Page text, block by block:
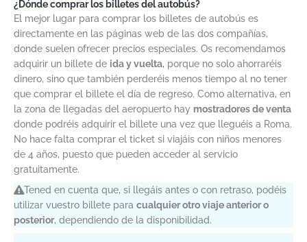
¿Dónde comprar los billetes del autobús?
El mejor lugar para comprar los billetes de autobús es
directamente en las páginas web de las dos compañías,
donde suelen ofrecer precios especiales. Os recomendamos
adquirir un billete de ida y vuelta, porque no solo ahorraréis
dinero, sino que también perderéis menos tiempo al no tener
que comprar el billete el día de regreso. Como alternativa, en
la zona de llegadas del aeropuerto hay mostradores de venta
donde podréis adquirir el billete una vez que lleguéis a Roma.
No hace falta comprar el ticket si viajáis con niños menores
de 4 años, puesto que pueden acceder al servicio
gratuitamente.
Tened en cuenta que, si llegáis antes o con retraso, podéis
utilizar vuestro billete para cualquier otro viaje anterior o
posterior, dependiendo de la disponibilidad.